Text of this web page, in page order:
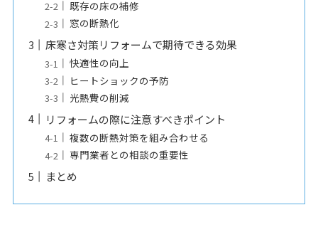
既存の床の補修
窓の断熱化
床寒さ対策リフォームで期待できる効果
快適性の向上
ヒートショックの予防
光熱費の削減
リフォームの際に注意すべきポイント
複数の断熱対策を組み合わせる
専門業者との相談の重要性
まとめ